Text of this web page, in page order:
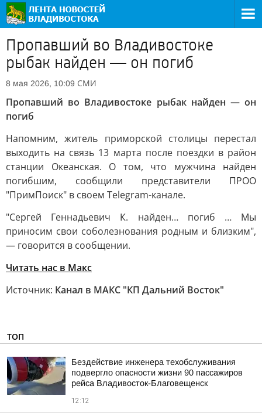
Пропавший во Владивостоке
рыбак найден — он погиб
8 мая 2026, 10:09 СМИ
Пропавший во Владивостоке рыбак найден — он
погиб
Напомним, житель приморской столицы перестал
выходить на связь 13 марта после поездки в район
станции Океанская. О том, что мужчина найден
погибшим, сообщили представители ПРОО
"ПримПоиск" в своем Telegram-канале.
"Сергей Геннадьевич К. найден… погиб … Мы
приносим свои соболезнования родным и близким",
— говорится в сообщении.
Читать нас в Макс
Источник: Канал в МАКС "КП Дальний Восток"
ТОП
Бездействие инженера техобслуживания
подвергло опасности жизни 90 пассажиров
рейса Владивосток-Благовещенск
12:12